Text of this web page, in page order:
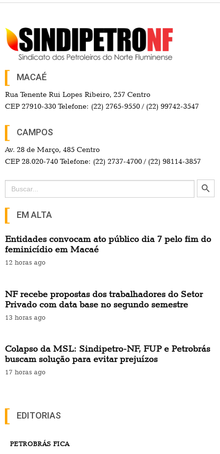
MACAÉ
Rua Tenente Rui Lopes Ribeiro, 257 Centro
CEP 27910-330 Telefone: (22) 2765-9550 / (22) 99742-3547
CAMPOS
Av. 28 de Março, 485 Centro
CEP 28.020-740 Telefone: (22) 2737-4700 / (22) 98114-3857
Search
for:
Search Button
EM ALTA
Entidades convocam ato público dia 7 pelo fim do
feminicídio em Macaé
12 horas ago
NF recebe propostas dos trabalhadores do Setor
Privado com data base no segundo semestre
13 horas ago
Colapso da MSL: Sindipetro-NF, FUP e Petrobrás
buscam solução para evitar prejuízos
17 horas ago
EDITORIAS
PETROBRÁS FICA